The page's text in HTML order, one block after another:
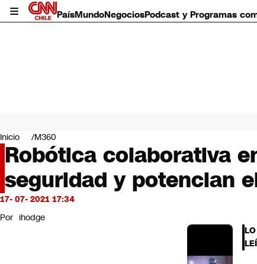
PaísMundoNegociosPodcast y Programas
Mundo
Negocios
Deportes
Programas completos
Cultura
Servicios
Bits
CNN Data
Inicio M360
Robótica colaborativa
seguridad y potencian
17- 07- 2021 17:34
Por ihodge